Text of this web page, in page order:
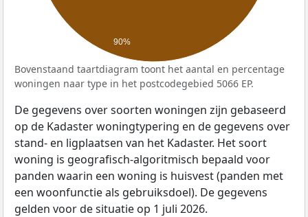
90%
Bovenstaand taartdiagram toont het aantal en percentage
woningen naar type in het postcodegebied 5066 EP.
De gegevens over soorten woningen zijn gebaseerd
op de Kadaster woningtypering en de gegevens over
stand- en ligplaatsen van het Kadaster. Het soort
woning is geografisch-algoritmisch bepaald voor
panden waarin een woning is huisvest (panden met
een woonfunctie als gebruiksdoel). De gegevens
gelden voor de situatie op 1 juli 2026.